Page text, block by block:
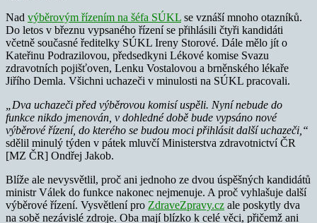
Nad výběrovým řízením na šéfa SÚKL se vznáší mnoho otazníků.
Do letos v březnu vypsaného řízení se přihlásili čtyři kandidáti
včetně současné ředitelky SÚKL Ireny Storové. Dále mělo jít o
Kateřinu Podrazilovou, předsedkyni Lékové komise Svazu
zdravotních pojišťoven, Lenku Vostalovou a brněnského lékaře
Jiřího Demla. Všichni uchazeči v minulosti na SÚKL pracovali.
„Dva uchazeči před výběrovou komisí uspěli. Nyní nebude do
funkce nikdo jmenován, v dohledné době bude vypsáno nové
výběrové řízení, do kterého se budou moci přihlásit další uchazeči,“
sdělil minulý týden v pátek mluvčí Ministerstva zdravotnictví ČR
[MZ ČR] Ondřej Jakob.
Blíže ale nevysvětlil, proč ani jednoho ze dvou úspěšných kandidátů
ministr Válek do funkce nakonec nejmenuje. A proč vyhlašuje další
výběrové řízení. Vysvětlení pro ZdraveZpravy.cz ale poskytly dva
na sobě nezávislé zdroje. Oba mají blízko k celé věci, přičemž ani